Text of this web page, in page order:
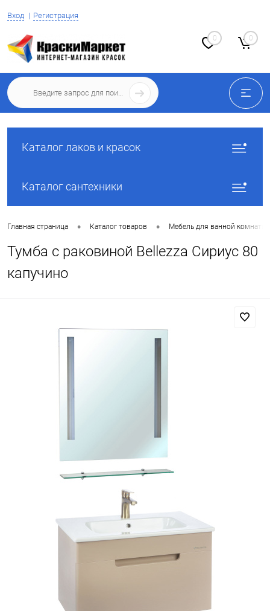
Вход Регистрация
0 0
Каталог лаков и красок
Каталог сантехники
Главная страница • Каталог товаров • Мебель для ванной комнаты
Тумба с раковиной Bellezza Сириус 80
капучино